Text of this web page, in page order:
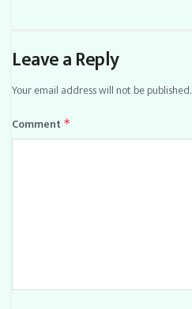
Leave a Reply
Your email address will not be published.
Comment *